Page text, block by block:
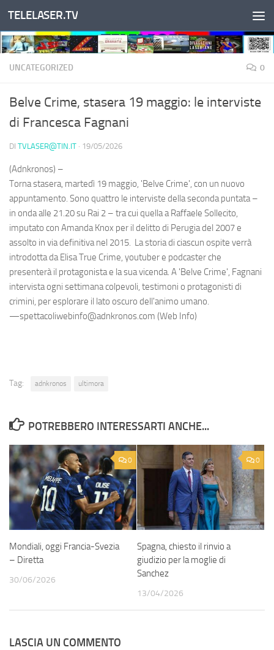
Salta al contenuto
TELELASER.TV
UNCATEGORIZED 0
Belve Crime, stasera 19 maggio: le interviste
di Francesca Fagnani
DI TVLASER@TIN.IT · 19/05/2026
(Adnkronos) –
Torna stasera, martedì 19 maggio, 'Belve Crime', con un nuovo
appuntamento. Sono quattro le interviste della seconda puntata –
in onda alle 21.20 su Rai 2 – tra cui quella a Raffaele Sollecito,
imputato con Amanda Knox per il delitto di Perugia del 2007 e
assolto in via definitiva nel 2015. La storia di ciascun ospite verrà
introdotta da Elisa True Crime, youtuber e podcaster che
presenterà il protagonista e la sua vicenda. A 'Belve Crime', Fagnani
intervista ogni settimana colpevoli, testimoni o protagonisti di
crimini, per esplorare il lato oscuro dell'animo umano.
—spettacoliwebinfo@adnkronos.com (Web Info)
Tag: adnkronos ultimora
POTREBBERO INTERESSARTI ANCHE...
0
Mondiali, oggi Francia-Svezia
– Diretta
30/06/2026
0
Spagna, chiesto il rinvio a
giudizio per la moglie di
Sanchez
13/04/2026
LASCIA UN COMMENTO